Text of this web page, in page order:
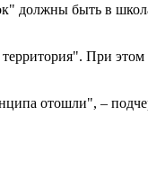
должны быть в
При
отошли", –